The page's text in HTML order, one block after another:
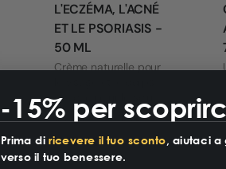
L'ECZÉMA, L'ACNÉ
ET LE PSORIASIS -
50 ML
Crème naturelle pour
conçue pour le soin
quotidien des peaux
facilement irritées.
Elle convient aux
50 ml 1,7 fl. oz
€19,90
-15% per
Prima di ricevere il tuo sconto, aiutaci a
verso il tuo benessere.